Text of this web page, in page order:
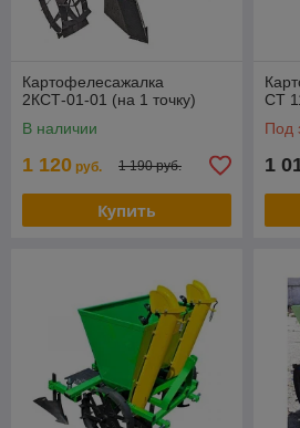
Картофелесажалка
2КСТ-01-01 (на 1 точку)
В наличии
1 120 руб. 1 190 руб.
Купить
СТ
Под
1